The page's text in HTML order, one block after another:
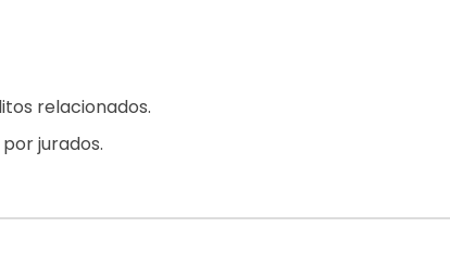
relacionados.
jurados.